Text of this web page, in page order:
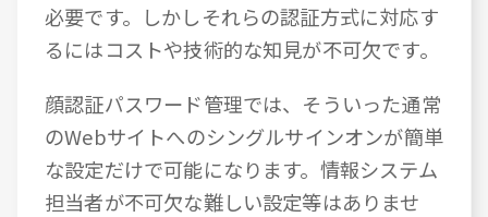
必要です。しかしそれらの認証方式に対応す
るにはコストや技術的な知見が不可欠です。
顔認証パスワード管理では、そういった通常
のWebサイトへのシングルサインオンが簡単
な設定だけで可能になります。情報システム
担当者が不可欠な難しい設定等はありませ